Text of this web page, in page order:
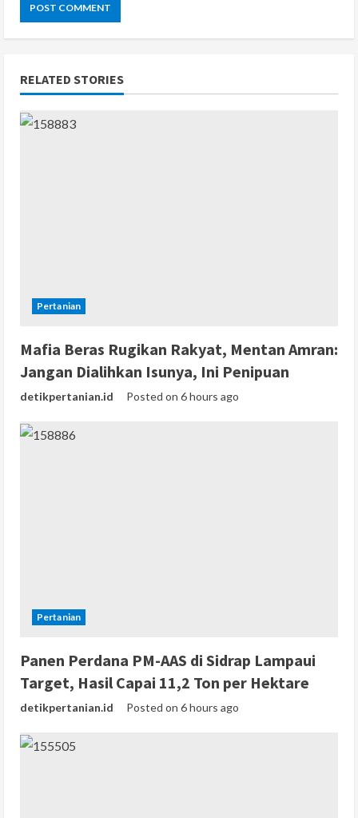
RELATED STORIES
Pertanian
Mafia Beras Rugikan Rakyat, Mentan Amran:
Jangan Dialihkan Isunya, Ini Penipuan
detikpertanian.id Posted on 6 hours ago
Pertanian
Panen Perdana PM-AAS di Sidrap Lampaui
Target, Hasil Capai 11,2 Ton per Hektare
detikpertanian.id Posted on 6 hours ago